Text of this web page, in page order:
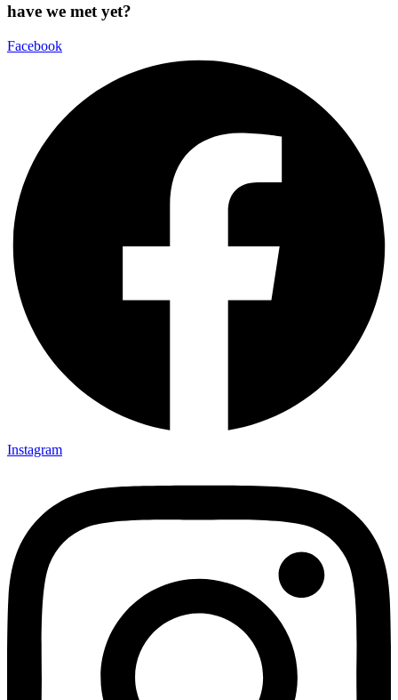
have we met yet?
Facebook
Instagram